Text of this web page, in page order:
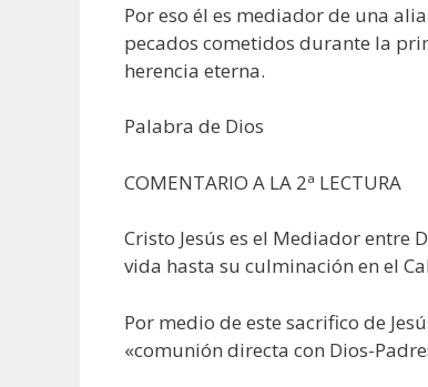
Por eso él es mediador de una
pecados cometidos durante la
herencia eterna.
Palabra de Dios
COMENTARIO A LA 2ª LECTURA
Cristo Jesús es el Mediador entre
vida hasta su culminación en el
Por medio de este sacrifico de
«comunión directa con Dios-